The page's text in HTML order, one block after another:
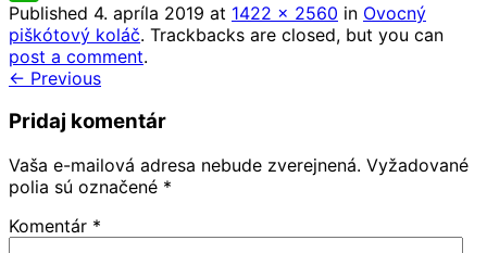
WhatsApp
Published 4. apríla 2019 at 1422 × 2560 in Ovocný
piškótový koláč. Trackbacks are closed, but you can
post a comment.
← Previous
Pridaj komentár
Vaša e-mailová adresa nebude zverejnená. Vyžadované
polia sú označené *
Komentár *